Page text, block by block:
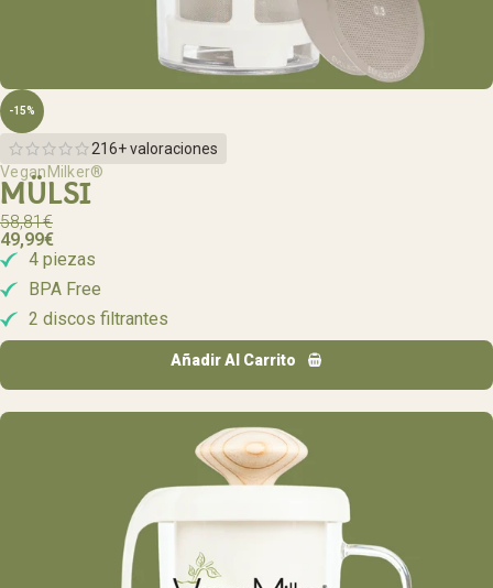
-15%
216+ valoraciones
VeganMilker®
MÜLSI
58,81€
49,99€
4 piezas
BPA Free
2 discos filtrantes
Añadir Al Carrito